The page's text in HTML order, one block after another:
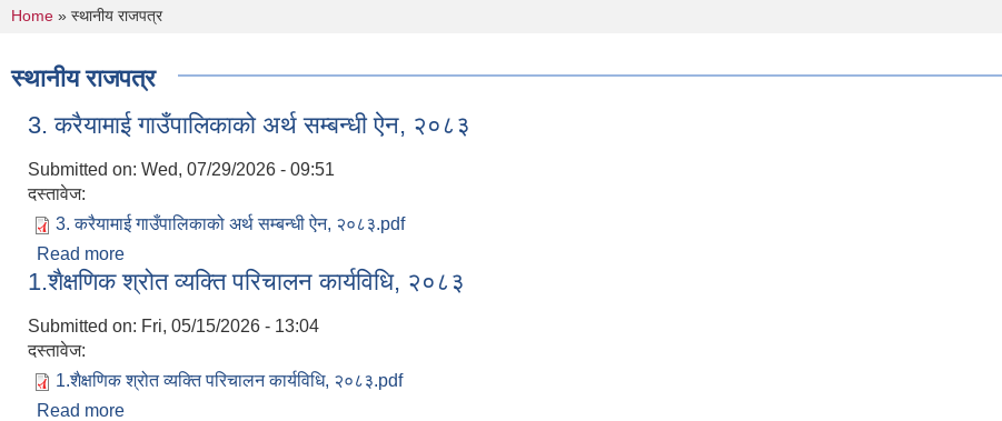
You are here
Home » स्थानीय राजपत्र
स्थानीय राजपत्र
3. करैयामाई गाउँपालिकाको अर्थ सम्बन्धी ऐन, २०८३
Submitted on: Wed, 07/29/2026 - 09:51
दस्तावेज:
3. करैयामाई गाउँपालिकाको अर्थ सम्बन्धी ऐन, २०८३.pdf
Read more
1.शैक्षणिक श्रोत व्यक्ति परिचालन कार्यविधि, २०८३
Submitted on: Fri, 05/15/2026 - 13:04
दस्तावेज:
1.शैक्षणिक श्रोत व्यक्ति परिचालन कार्यविधि, २०८३.pdf
Read more